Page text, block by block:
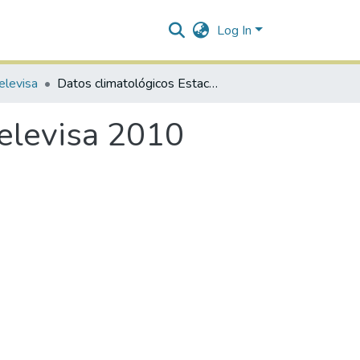
Log In
Datos climatológicos Estación 06 Canal 2 Televisa 2010
2010